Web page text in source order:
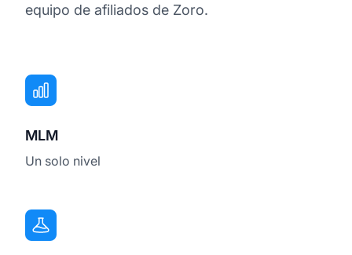
equipo de afiliados de Zoro.
MLM
Un solo nivel